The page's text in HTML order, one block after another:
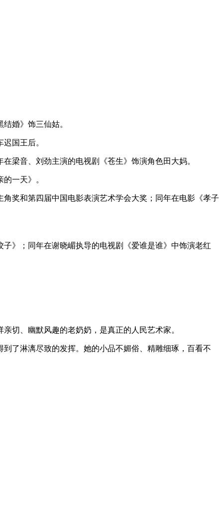
婚》饰三仙姑。
国王后。
梁音、刘劲主演的电视剧《苍生》饰演角色田大妈。
一天》。
奖和第四届中国电影表演艺术学会大奖；同年在电影《孝子
》；同年在谢晓嵋执导的电视剧《爱谁是谁》中饰演老红
切、幽默风趣的老奶奶，是真正的人民艺术家。
了淋漓尽致的发挥。她的小品不媚俗、精雕细琢，百看不